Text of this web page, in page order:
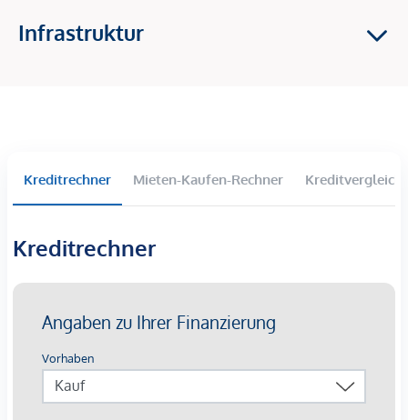
2-4 Zimmer Wohnungen
Die Ausstattung:
Betonkernaktivierung auf Basis von Fernwärme mit
Wärmerückgewinnungskonzept
außenliegender Sonnenschutz mittels elektrisch
bedienbarer Raffstores
3-Scheiben-Verglaste Kunststofffenster mit
Aluminium-Deckschalen
Infrastruktur
Kreditrechner Mieten-Kaufen-Rechner Kreditvergleich
Kreditrechner